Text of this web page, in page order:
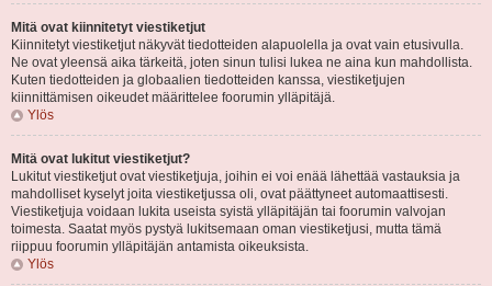
Mitä ovat kiinnitetyt viestiketjut
Kiinnitetyt viestiketjut näkyvät tiedotteiden alapuolella ja ovat vain etusivulla.
Ne ovat yleensä aika tärkeitä, joten sinun tulisi lukea ne aina kun mahdollista.
Kuten tiedotteiden ja globaalien tiedotteiden kanssa, viestiketjujen
kiinnittämisen oikeudet määrittelee foorumin ylläpitäjä.
Ylös
Mitä ovat lukitut viestiketjut?
Lukitut viestiketjut ovat viestiketjuja, joihin ei voi enää lähettää vastauksia ja
mahdolliset kyselyt joita viestiketjussa oli, ovat päättyneet automaattisesti.
Viestiketjuja voidaan lukita useista syistä ylläpitäjän tai foorumin valvojan
toimesta. Saatat myös pystyä lukitsemaan oman viestiketjusi, mutta tämä
riippuu foorumin ylläpitäjän antamista oikeuksista.
Ylös